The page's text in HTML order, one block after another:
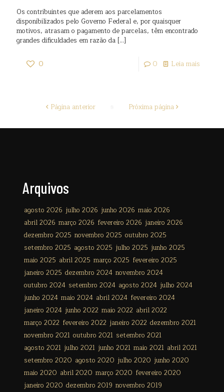
Os contribuintes que aderem aos parcelamentos
disponibilizados pelo Governo Federal e, por quaisquer
motivos, atrasam o pagamento de parcelas, têm encontrado
grandes dificuldades em razão da […]
0 0 Leia mais
Página anterior Próxima página
Arquivos
agosto 2026 julho 2026 junho 2026 maio 2026
abril 2026 março 2026 fevereiro 2026 janeiro 2026
dezembro 2025 novembro 2025 outubro 2025
setembro 2025 agosto 2025 julho 2025 junho 2025
maio 2025 abril 2025 março 2025 fevereiro 2025
janeiro 2025 dezembro 2024 novembro 2024
outubro 2024 setembro 2024 agosto 2024 julho 2024
junho 2024 maio 2024 abril 2024 fevereiro 2024
janeiro 2024 junho 2022 maio 2022 abril 2022
março 2022 fevereiro 2022 janeiro 2022 dezembro 2021
novembro 2021 outubro 2021 setembro 2021
agosto 2021 julho 2021 junho 2021 maio 2021 abril 2021
setembro 2020 agosto 2020 julho 2020 junho 2020
maio 2020 abril 2020 março 2020 fevereiro 2020
janeiro 2020 dezembro 2019 novembro 2019